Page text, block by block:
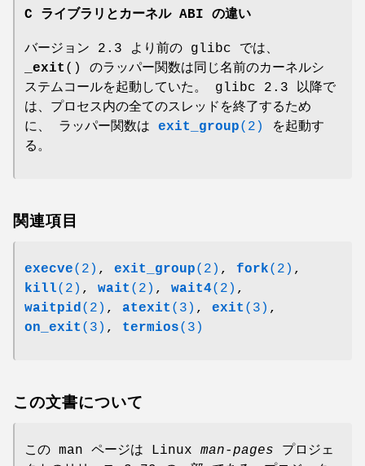
C ライブラリとカーネル ABI の違い
バージョン 2.3 より前の glibc では、
_exit () のラッパー関数は同じ名前のカーネルシ
ステムコールを起動していた。 glibc 2.3 以降で
は、プロセス内の全てのスレッドを終了するため
に、 ラッパー関数は exit_group(2)
を起動す
る。
関連項目
execve(2) , exit_group(2) , fork(2) ,
kill(2) , wait (2) , wait4(2) ,
waitpid(2) , atexit (3) , exit (3) ,
on_exit (3) , termios(3)
この文書について
この man ページは Linux man-pages プロジェ